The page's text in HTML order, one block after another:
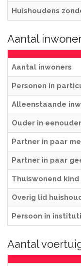
Huishoudens
Aantal
Aantal inwoners
Personen in
Alleenstaande
Ouder in
Partner in paar
Partner in paar
Thuiswonend kind
Overig lid
Persoon in
Aantal